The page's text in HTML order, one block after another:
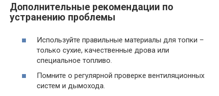
Дополнительные рекомендации по
устранению проблемы
Используйте правильные материалы для топки –
только сухие, качественные дрова или
специальное топливо.
Помните о регулярной проверке вентиляционных
систем и дымохода.